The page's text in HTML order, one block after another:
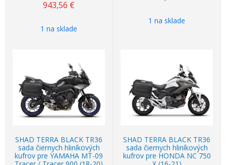
943,56 €
1 na sklade
1 na sklade
SHAD TERRA BLACK TR36
sada čiernych hliníkových
kufrov pre YAMAHA MT-09
SHAD TERRA BLACK TR36
sada čiernych hliníkových
kufrov pre HONDA NC 750